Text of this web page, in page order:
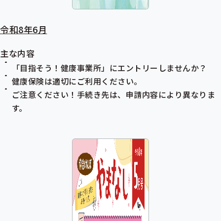
令和8年6月
主な内容
「目指そう！健康事業所」にエントリーしませんか？
健康保険は適切にご利用ください。
ご注意ください！手続き先は、申請内容により異なりま
す。